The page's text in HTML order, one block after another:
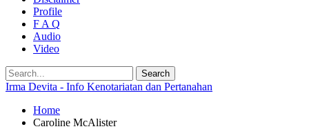
Profile
F A Q
Audio
Video
Irma Devita - Info Kenotariatan dan Pertanahan
Home
Caroline McAlister